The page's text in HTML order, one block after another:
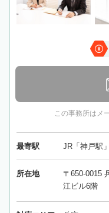
この事務所はメ
最寄駅 JR「神戸駅
所在地
〒650-0015
江ビル6階